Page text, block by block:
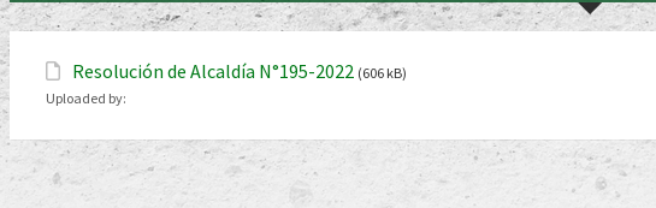
Resolución de Alcaldía N°195-2022 (606 kB)
Uploaded by: